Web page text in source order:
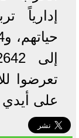
على أيدي